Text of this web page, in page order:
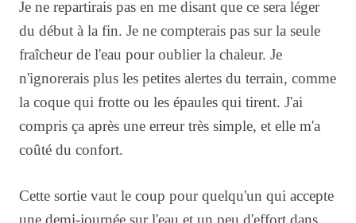
Je ne repartirais pas en me disant que ce sera léger
du début à la fin. Je ne compterais pas sur la seule
fraîcheur de l'eau pour oublier la chaleur. Je
n'ignorerais plus les petites alertes du terrain, comme
la coque qui frotte ou les épaules qui tirent. J'ai
compris ça après une erreur très simple, et elle m'a
coûté du confort.
Cette sortie vaut le coup pour quelqu'un qui accepte